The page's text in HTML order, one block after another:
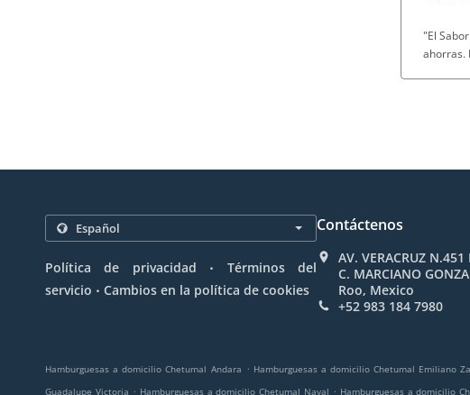
"El
ahorras.
Política de privacidad .
Términos del
servicio . Cambios en la política de cookies
Contáctenos
AV. VERACRUZ N.451
C. MARCIANO
Roo, Mexico
+52 983 184 7980
Hamburguesas a domicilio Chetumal Andara . Hamburguesas a domicilio Chetumal Emiliano
Guadalupe Victoria . Hamburguesas a domicilio Chetumal Naval . Hamburguesas a domicilio